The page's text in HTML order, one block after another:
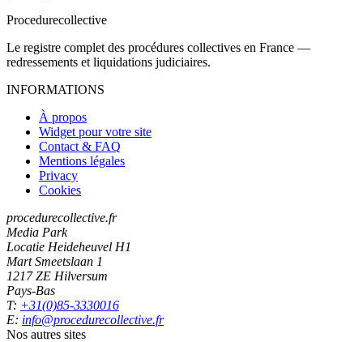
Procedurecollective
Le registre complet des procédures collectives en France —
redressements et liquidations judiciaires.
INFORMATIONS
À propos
Widget pour votre site
Contact & FAQ
Mentions légales
Privacy
Cookies
procedurecollective.fr
Media Park
Locatie Heideheuvel H1
Mart Smeetslaan 1
1217 ZE Hilversum
Pays-Bas
T: +31(0)85-3330016
E: info@procedurecollective.fr
Nos autres sites